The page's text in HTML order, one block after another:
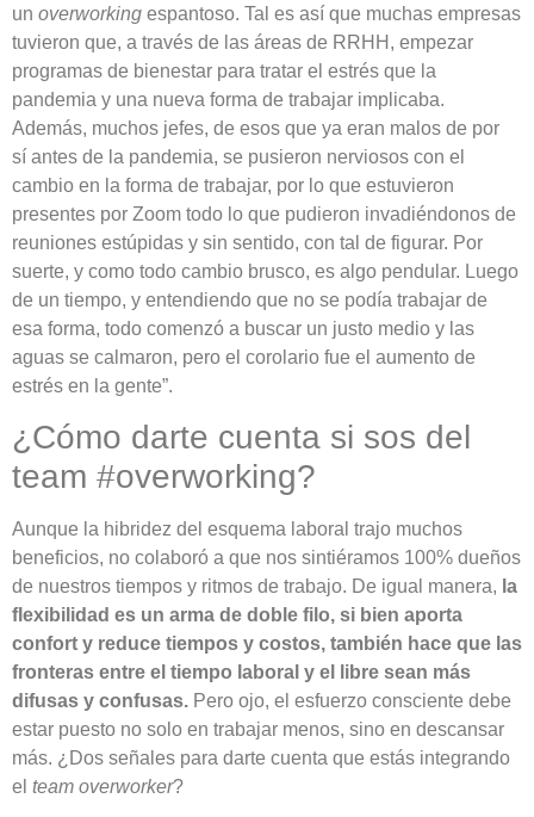
un overworking espantoso. Tal es así que muchas empresas
tuvieron que, a través de las áreas de RRHH, empezar
programas de bienestar para tratar el estrés que la
pandemia y una nueva forma de trabajar implicaba.
Además, muchos jefes, de esos que ya eran malos de por
sí antes de la pandemia, se pusieron nerviosos con el
cambio en la forma de trabajar, por lo que estuvieron
presentes por Zoom todo lo que pudieron invadiéndonos de
reuniones estúpidas y sin sentido, con tal de figurar. Por
suerte, y como todo cambio brusco, es algo pendular. Luego
de un tiempo, y entendiendo que no se podía trabajar de
esa forma, todo comenzó a buscar un justo medio y las
aguas se calmaron, pero el corolario fue el aumento de
estrés en la gente”.
¿Cómo darte cuenta si sos del
team #overworking?
Aunque la hibridez del esquema laboral trajo muchos
beneficios, no colaboró a que nos sintiéramos 100% dueños
de nuestros tiempos y ritmos de trabajo. De igual manera, la
flexibilidad es un arma de doble filo, si bien aporta
confort y reduce tiempos y costos, también hace que las
fronteras entre el tiempo laboral y el libre sean más
difusas y confusas. Pero ojo, el esfuerzo consciente debe
estar puesto no solo en trabajar menos, sino en descansar
más. ¿Dos señales para darte cuenta que estás integrando
el team overworker?